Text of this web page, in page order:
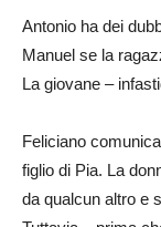
Antonio ha dei
Manuel se la
La giovane –
Feliciano
figlio di Pia. La
da qualcun altro e